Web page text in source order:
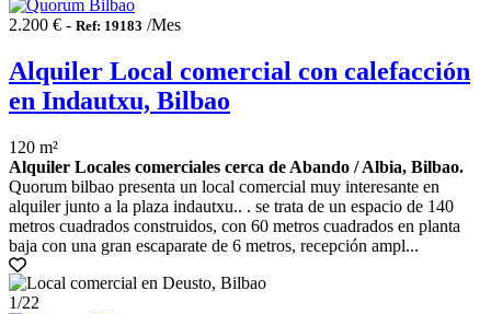
2.200 € - Ref: 19183 /Mes
Alquiler Local comercial con calefacción
en Indautxu, Bilbao
120 m²
Alquiler Locales comerciales cerca de Abando / Albia, Bilbao.
Quorum bilbao presenta un local comercial muy interesante en
alquiler junto a la plaza indautxu.. . se trata de un espacio de 140
metros cuadrados construidos, con 60 metros cuadrados en planta
baja con una gran escaparate de 6 metros, recepción ampl...
1/22